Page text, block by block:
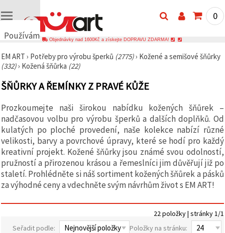
Používáme
🍪
Používáme
podobné
technologie,
zajistili
správné
fungování
webu,
zlepšili vaše
prostředí
při jeho
používání a
s vaším
souhlasem
analyzovali
a
obsah a
0
Objednávky nad 1600Kč a získejte DOPRAVU ZDARMA!
EM ART › Potřeby pro výrobu šperků (2775)› Kožené a semišové šňůrky
(332)› Kožená šňůrka (22)
ŠŇŮRKY A ŘEMÍNKY Z PRAVÉ KŮŽE
Prozkoumejte naši širokou nabídku kožených šňůrek –
nadčasovou volbu pro výrobu šperků a dalších doplňků. Od
kulatých po ploché provedení, naše kolekce nabízí různé
velikosti, barvy a povrchové úpravy, které se hodí pro každý
kreativní projekt. Kožené šňůrky jsou známé svou odolností,
pružností a přirozenou krásou a řemeslníci jim důvěřují již po
staletí. Prohlédněte si náš sortiment kožených šňůrek a pásků
za výhodné ceny a vdechněte svým návrhům život s EM ART!
22 položky | stránky 1/1
Seřadit podle:
Položky na stránku: